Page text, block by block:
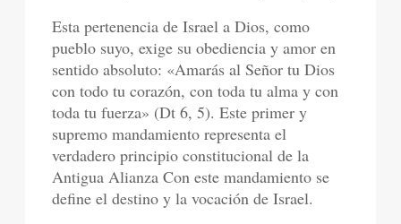
Esta pertenencia de Israel a Dios, como
pueblo suyo, exige su obediencia y amor en
sentido absoluto: «Amarás al Señor tu Dios
con todo tu corazón, con toda tu alma y con
toda tu fuerza» (Dt 6, 5). Este primer y
supremo mandamiento representa el
verdadero principio constitucional de la
Antigua Alianza Con este mandamiento se
define el destino y la vocación de Israel.